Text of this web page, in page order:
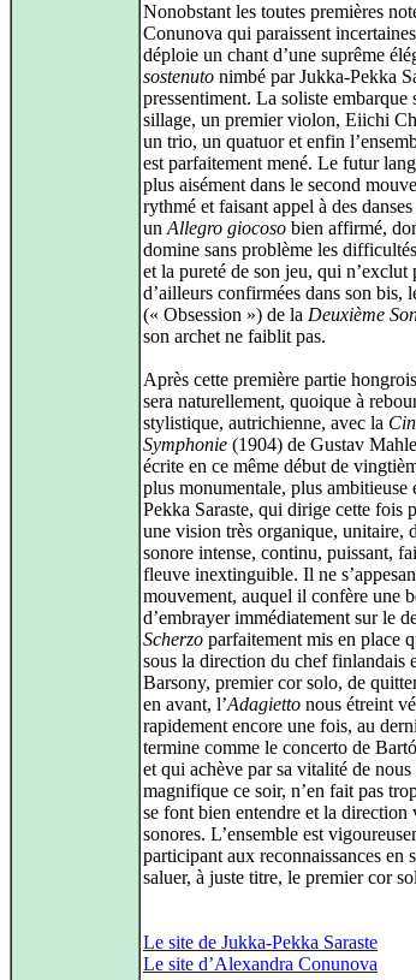
Nonobstant les toutes premières
Conunova qui paraissent
déploie un chant d’une suprême
sostenuto nimbé par Jukka-Pekka
pressentiment. La soliste embarque
sillage, un premier violon, Eiichi
un trio, un quatuor et enfin
est parfaitement mené. Le futur
plus aisément dans le second
rythmé et faisant appel à des
un Allegro giocoso bien affirmé,
domine sans problème les
et la pureté de son jeu, qui n’exclut
d’ailleurs confirmées dans son bis,
(« Obsession ») de la Deuxième
son archet ne faiblit pas.
Après cette première partie
sera naturellement, quoique à
stylistique, autrichienne, avec la
Symphonie (1904) de Gustav
écrite en ce même début de
plus monumentale, plus ambitieuse
Pekka Saraste, qui dirige cette fois
une vision très organique, unitaire,
sonore intense, continu, puissant,
fleuve inextinguible. Il ne
mouvement, auquel il confère une
d’embrayer immédiatement sur le
Scherzo parfaitement mis en place
sous la direction du chef finlandais
Barsony, premier cor solo, de
en avant, l’Adagietto nous étreint
rapidement encore une fois, au
termine comme le concerto de
et qui achève par sa vitalité de nous
magnifique ce soir, n’en fait pas
se font bien entendre et la direction
sonores. L’ensemble est
participant aux reconnaissances en
saluer, à juste titre, le premier cor
Le site de Jukka-Pekka Saraste
Le site d’Alexandra Conunova